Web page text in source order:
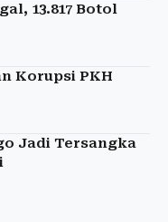
13.817 Botol
Korupsi PKH
Jadi Tersangka